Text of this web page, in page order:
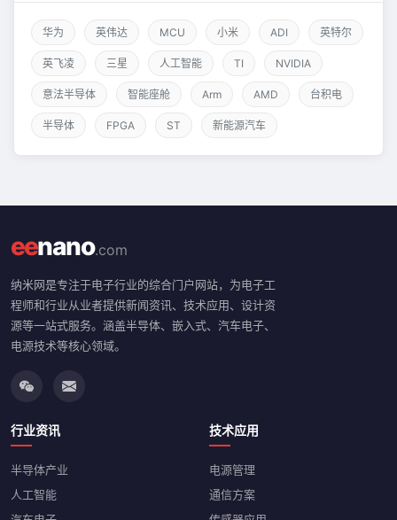
华为 英伟达 MCU 小米 ADI 英特尔
英飞凌 三星 人工智能 TI NVIDIA
意法半导体 智能座舱 Arm AMD 台积电
半导体 FPGA ST 新能源汽车
eenano.com
纳米网是专注于电子行业的综合门户网站，为电子工
程师和行业从业者提供新闻资讯、技术应用、设计资
源等一站式服务。涵盖半导体、嵌入式、汽车电子、
电源技术等核心领域。
行业资讯
半导体产业
人工智能
技术应用
电源管理
通信方案